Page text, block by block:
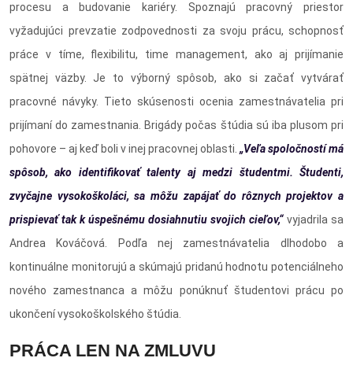
procesu a budovanie kariéry. Spoznajú pracovný priestor
vyžadujúci prevzatie zodpovednosti za svoju prácu, schopnosť
práce v tíme, flexibilitu, time management, ako aj prijímanie
spätnej väzby. Je to výborný spôsob, ako si začať vytvárať
pracovné návyky. Tieto skúsenosti ocenia zamestnávatelia pri
prijímaní do zamestnania. Brigády počas štúdia sú iba plusom pri
pohovore – aj keď boli v inej pracovnej oblasti. „Veľa spoločností má
spôsob, ako identifikovať talenty aj medzi študentmi. Študenti,
zvyčajne vysokoškoláci, sa môžu zapájať do rôznych projektov a
prispievať tak k úspešnému dosiahnutiu svojich cieľov,“ vyjadrila sa
Andrea Kováčová. Podľa nej zamestnávatelia dlhodobo a
kontinuálne monitorujú a skúmajú pridanú hodnotu potenciálneho
nového zamestnanca a môžu ponúknuť študentovi prácu po
ukončení vysokoškolského štúdia.
PRÁCA LEN NA ZMLUVU